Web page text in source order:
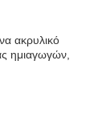
ακρυλικό
ημιαγωγών,